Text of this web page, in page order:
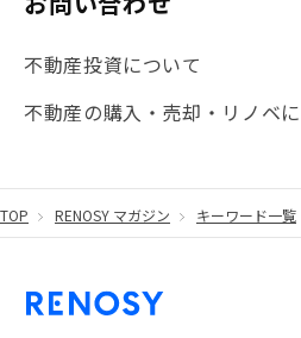
不動産投資について
不動産の購入・売却・リノベ
TOP RENOSY マガジン キーワード一覧